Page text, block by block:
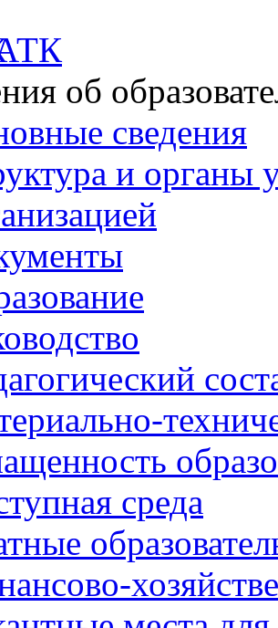
об
сведения
и органы
среда